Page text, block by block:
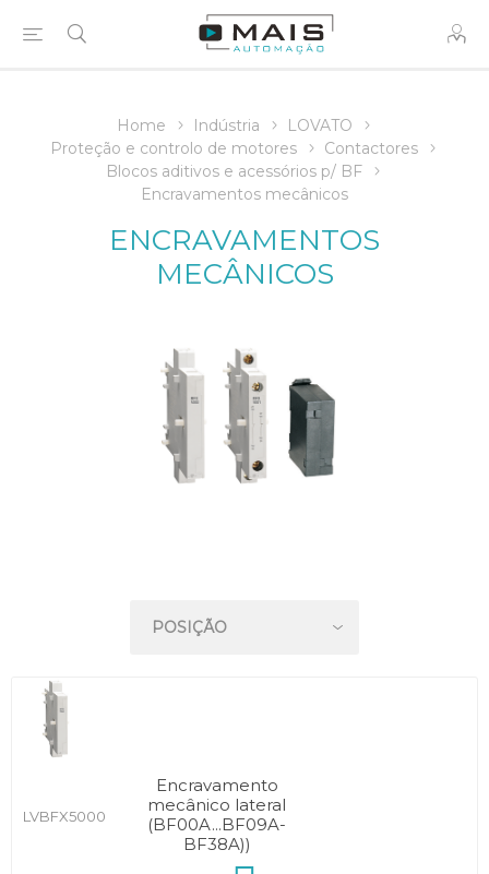
Home Indústria
LOVATO
Proteção e controlo de motores
Contactores
Blocos aditivos e acessórios p/ BF
Encravamentos mecânicos
ENCRAVAMENTOS
MECÂNICOS
LVBFX5000
Encravamento
mecânico lateral
(BF00A...BF09A-
BF38A))